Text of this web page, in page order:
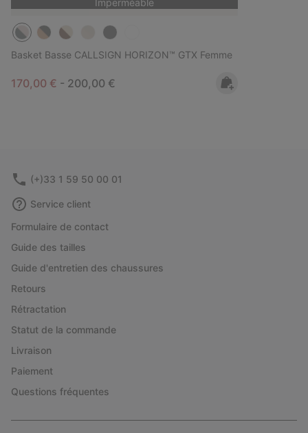
Imperméable
Basket Basse CALLSIGN HORIZON™ GTX Femme
Minimum sale price:
170,00 € - Maximum price:
200,00 €
(+)33 1 59 50 00 01
Service client
Formulaire de contact
Guide des tailles
Guide d'entretien des chaussures
Retours
Rétractation
Statut de la commande
Livraison
Paiement
Questions fréquentes